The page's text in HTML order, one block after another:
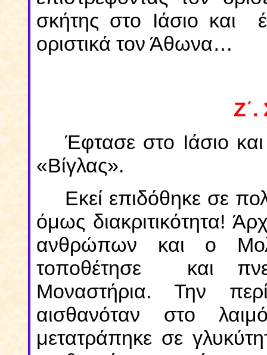
σκήτης στο Ιάσιο και
οριστικά τον Άθωνα…
Ζ΄.
Έφτασε στο Ιάσιο
«Βίγλας».
Εκεί επιδόθηκε σε
όμως διακριτικότητα!
ανθρώπων και ο
τοποθέτησε και
Μοναστήρια. Την
αισθανόταν στο
μετατράπηκε σε